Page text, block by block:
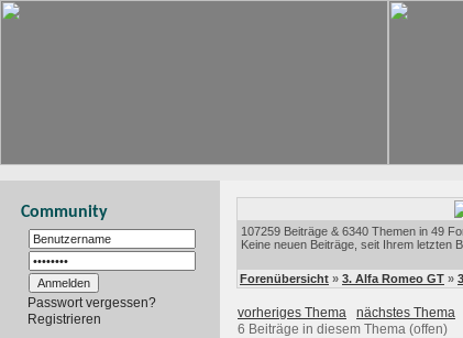
Community
Passwort vergessen?
Registrieren
107259 Beiträge & 6340 Themen in 49
Keine neuen Beiträge, seit Ihrem letzten
Forenübersicht » 3. Alfa Romeo GT »
vorheriges Thema
nächstes Thema
6 Beiträge in diesem Thema (offen)